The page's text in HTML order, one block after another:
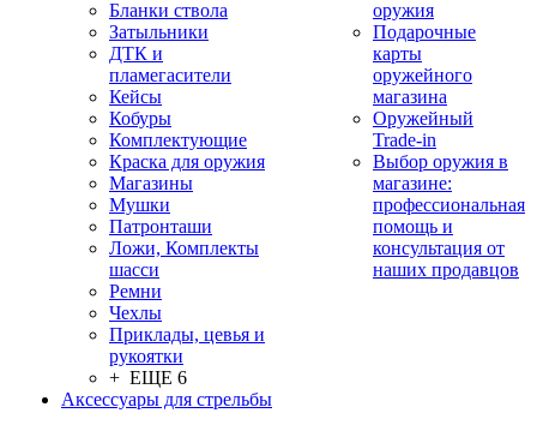
Бланки ствола
Затыльники
ДТК и
пламегасители
Кейсы
Кобуры
Комплектующие
Краска для оружия
Магазины
Мушки
Патронташи
Ложи, Комплекты
шасси
Ремни
Чехлы
Приклады, цевья и
рукоятки
+ ЕЩЕ 6
Аксессуары для стрельбы
оружия
Подарочные
карты
оружейного
магазина
Оружейный
Trade-in
Выбор оружия в
магазине:
профессиональная
помощь и
консультация от
наших продавцов